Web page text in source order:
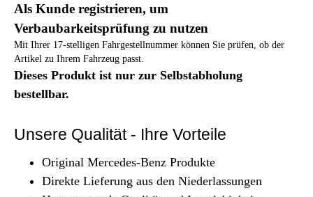
Als Kunde registrieren, um
Verbaubarkeitsprüfung zu nutzen
Mit Ihrer 17-stelligen Fahrgestellnummer können Sie prüfen, ob der
Artikel zu Ihrem Fahrzeug passt.
Dieses Produkt ist nur zur Selbstabholung
bestellbar.
Unsere Qualität - Ihre Vorteile
Original Mercedes-Benz Produkte
Direkte Lieferung aus den Niederlassungen